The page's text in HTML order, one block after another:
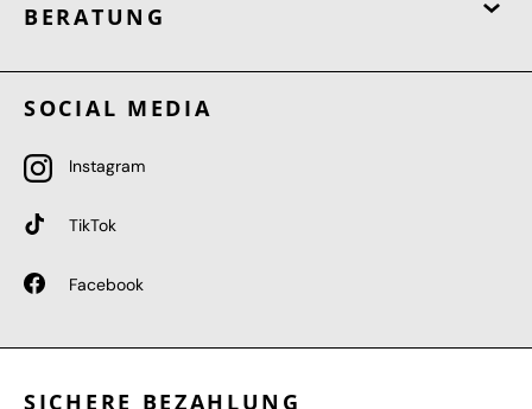
BERATUNG
SOCIAL MEDIA
Instagram
TikTok
Facebook
SICHERE BEZAHLUNG